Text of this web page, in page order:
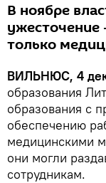
В ноябре
ужесточение
только
ВИЛЬНЮС, 4
образования
образования с
обеспечению
медицинскими
они могли
сотрудникам.